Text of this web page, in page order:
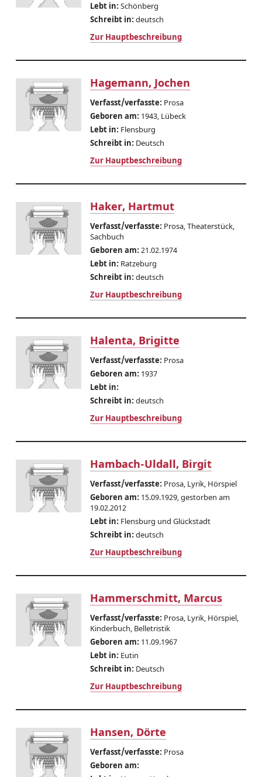
Lebt in:Schönberg
Schreibt in:deutsch
Zur Hauptbeschreibung
Hagemann, Jochen
Verfasst/verfasste:Prosa
Geboren am:1943, Lübeck
Lebt in:Flensburg
Schreibt in:Deutsch
Zur Hauptbeschreibung
Haker, Hartmut
Verfasst/verfasste:Prosa, Theaterstück,
Sachbuch
Geboren am:21.02.1974
Lebt in:Ratzeburg
Schreibt in:deutsch
Zur Hauptbeschreibung
Halenta, Brigitte
Verfasst/verfasste:Prosa
Geboren am:1937
Lebt in:
Schreibt in:deutsch
Zur Hauptbeschreibung
Hambach-Uldall, Birgit
Verfasst/verfasste:Prosa, Lyrik, Hörspiel
Geboren am:15.09.1929, gestorben am
19.02.2012
Lebt in:Flensburg und Glückstadt
Schreibt in:deutsch
Zur Hauptbeschreibung
Hammerschmitt, Marcus
Verfasst/verfasste:Prosa, Lyrik, Hörspiel,
Kinderbuch, Belletristik
Geboren am:11.09.1967
Lebt in:Eutin
Schreibt in:Deutsch
Zur Hauptbeschreibung
Hansen, Dörte
Verfasst/verfasste:Prosa
Geboren am: